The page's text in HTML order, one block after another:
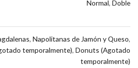
Normal, Doble
, Napolitanas de Jamón y Queso,
temporalmente), Donuts (Agotado
temporalmente)